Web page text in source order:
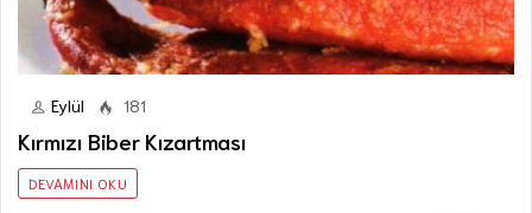
Eylül 181
Kırmızı Biber Kızartması
DEVAMINI OKU